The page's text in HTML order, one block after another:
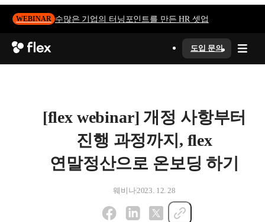
WEBINAR 수많은 기업의 터닝포인트를 만든 HR 셋업
도입 문의
[flex webinar] 개정 사항부터
진행 과정까지, flex
연말정산으로 온보딩 하기
웨비나2023. 12. 28